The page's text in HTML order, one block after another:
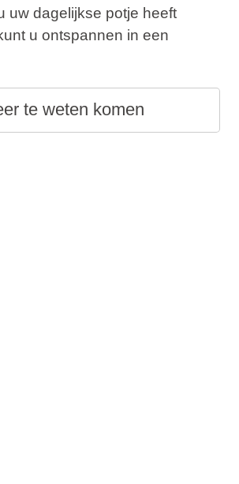
uw dagelijkse potje heeft
u ontspannen in een
te weten komen